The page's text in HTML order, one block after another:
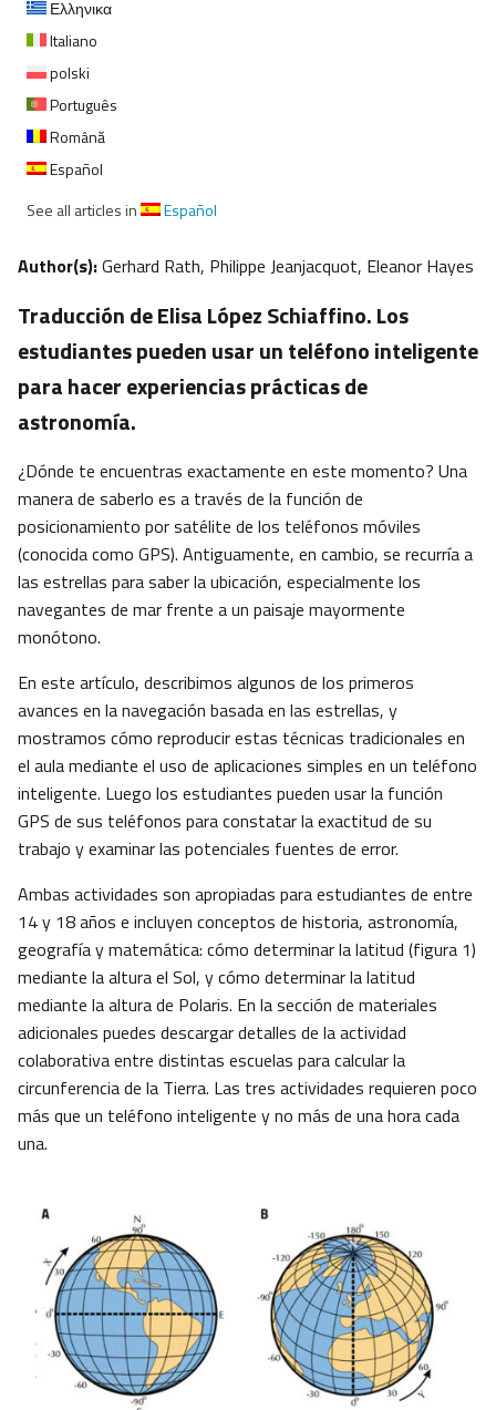
Ελληνικα
Italiano
polski
Português
Română
Español
See all articles in
Español
Author(s):Gerhard Rath, Philippe Jeanjacquot, Eleanor Hayes
Traducción de Elisa López Schiaffino. Los
estudiantes pueden usar un teléfono inteligente
para hacer experiencias prácticas de
astronomía.
¿Dónde te encuentras exactamente en este momento? Una
manera de saberlo es a través de la función de
posicionamiento por satélite de los teléfonos móviles
(conocida como GPS). Antiguamente, en cambio, se recurría a
las estrellas para saber la ubicación, especialmente los
navegantes de mar frente a un paisaje mayormente
monótono.
En este artículo, describimos algunos de los primeros
avances en la navegación basada en las estrellas, y
mostramos cómo reproducir estas técnicas tradicionales en
el aula mediante el uso de aplicaciones simples en un teléfono
inteligente. Luego los estudiantes pueden usar la función
GPS de sus teléfonos para constatar la exactitud de su
trabajo y examinar las potenciales fuentes de error.
Ambas actividades son apropiadas para estudiantes de entre
14 y 18 años e incluyen conceptos de historia, astronomía,
geografía y matemática: cómo determinar la latitud (figura 1)
mediante la altura el Sol, y cómo determinar la latitud
mediante la altura de Polaris. En la sección de materiales
adicionales puedes descargar detalles de la actividad
colaborativa entre distintas escuelas para calcular la
circunferencia de la Tierra. Las tres actividades requieren poco
más que un teléfono inteligente y no más de una hora cada
una.